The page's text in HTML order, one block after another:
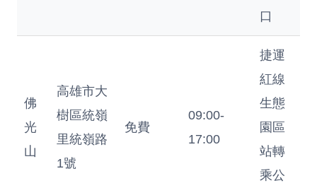
口
佛
光
山
高雄市大
樹區統嶺
里統嶺路
1號
免費
09:00-
17:00
捷運
紅線
生態
園區
站轉
乘公